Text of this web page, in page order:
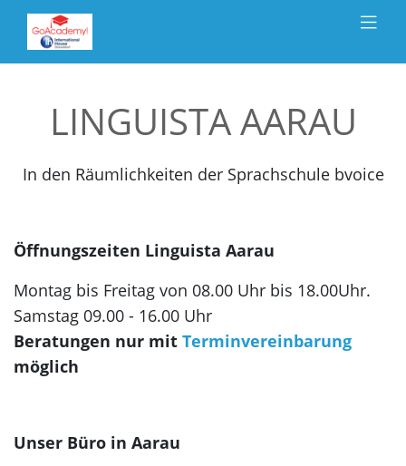
LINGUISTA AARAU
In den Räumlichkeiten der Sprachschule bvoice
Öffnungszeiten Linguista Aarau
Montag bis Freitag von 08.00 Uhr bis 18.00Uhr.
Samstag 09.00 - 16.00 Uhr
Beratungen nur mit Terminvereinbarung
möglich
Unser Büro in Aarau
SPRACHEN &
LÄNDER KURSANGEBOTE WORK
& TRAVEL
KONTAKT
Englisch
England
USA
Australien
Neuseeland
Französisch
Frankreich
Schweiz
Kanada
La
Spanisch
Spanien
Costa
Rica
Italienisch
Schweiz
Portugiesisch